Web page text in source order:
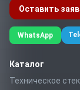
Оставить
WhatsApp
Каталог
Техническое